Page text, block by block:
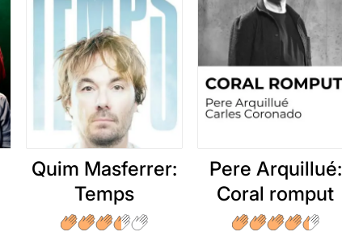
Quim Masferrer:
Temps
Pere Arquillué:
Coral romput